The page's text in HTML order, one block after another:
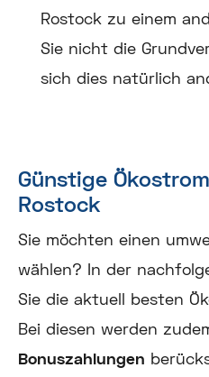
Rostock zu einem
Sie nicht die
sich dies natürlich
Günstige
Rostock
Sie möchten einen
wählen? In der
Sie die aktuell besten
Bei diesen werden
Bonuszahlungen